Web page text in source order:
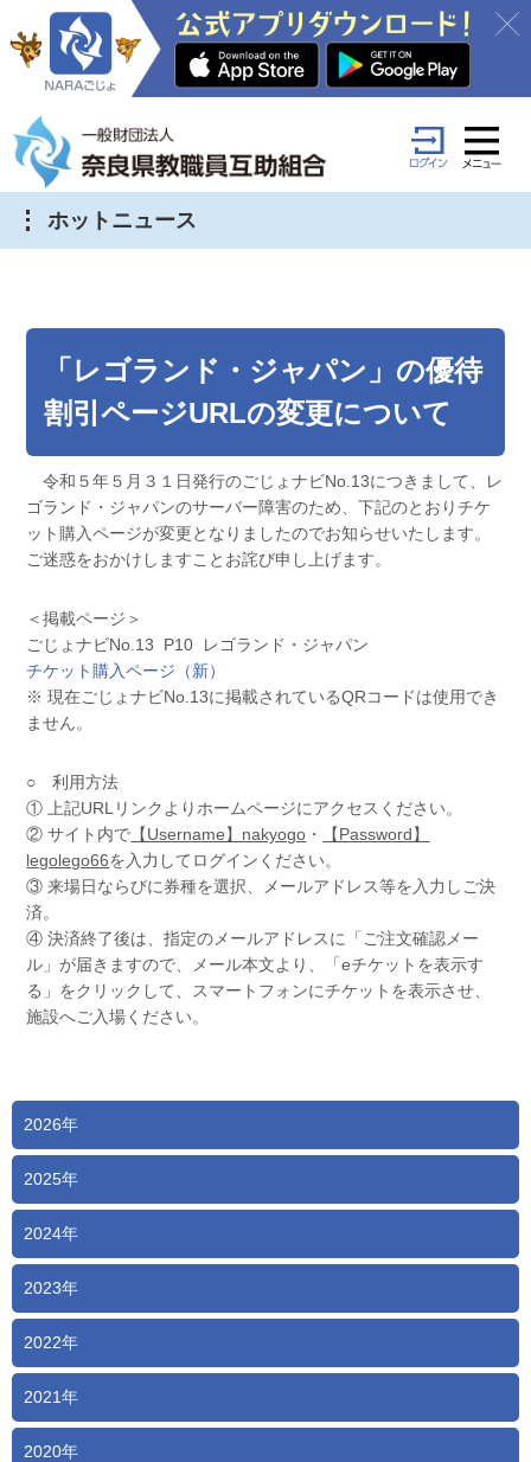
ホットニュース
2026年
2025年
2024年
2023年
2022年
2021年
2020年
「レゴランド・ジャパン」の優待
割引ページURLの変更について
令和５年５月３１日発行のごじょナビNo.13につきまして、レ
ゴランド・ジャパンのサーバー障害のため、下記のとおりチケ
ット購入ページが変更となりましたのでお知らせいたします。
ご迷惑をおかけしますことお詫び申し上げます。
＜掲載ページ＞
ごじょナビNo.13 P10 レゴランド・ジャパン
チケット購入ページ（新）
※ 現在ごじょナビNo.13に掲載されているQRコードは使用でき
ません。
○ 利用方法
① 上記URLリンクよりホームページにアクセスください。
② サイト内で 【Username】nakyogo ・
【Password】
legolego66を入力してログインください。
③ 来場日ならびに券種を選択、メールアドレス等を入力しご決
済。
④ 決済終了後は、指定のメールアドレスに「ご注文確認メー
ル」が届きますので、メール本文より、「eチケットを表示す
る」をクリックして、スマートフォンにチケットを表示させ、
施設へご入場ください。